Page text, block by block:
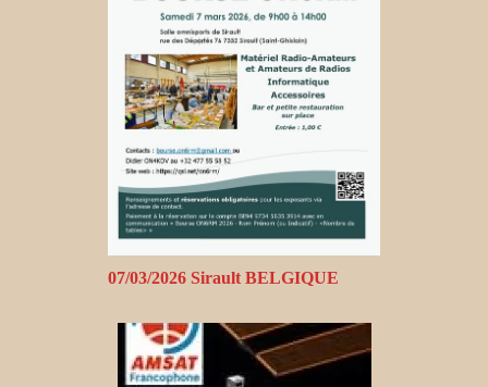
07/03/2026 Sirault BELGIQUE